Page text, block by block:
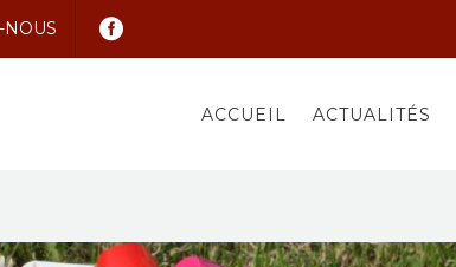
NOUS
ACCUEIL ACTUALITÉS